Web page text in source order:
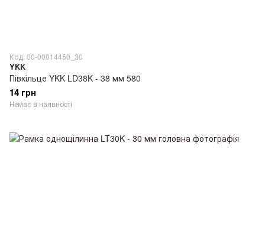
Код: 00-00014450_30
YKK
Півкільце YKK LD38K - 38 мм 580
14 грн
Немає в наявності